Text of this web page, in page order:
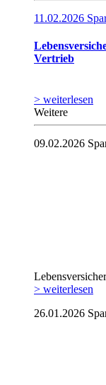
11.02.2026
Vertrieb
> weiterlesen
Weitere
09.02.2026
> weiterlesen
26.01.2026